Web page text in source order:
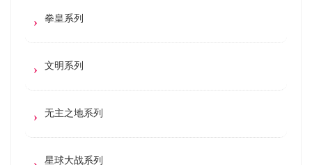
拳皇系列
文明系列
无主之地系列
星球大战系列